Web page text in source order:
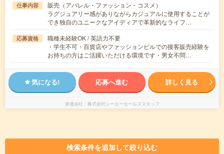
仕事内容
販売（アパレル・ファッション・コスメ）
ラグジュアリー感がありながらカジュアルに使用することが
でき独自のユニークなアイディアで革新的なライフ…
応募資格
職種未経験OK / 英語力不要
・学生不可・百貨店やファッションビルでの接客販売経験を
お持ちの方はご活躍いただける環境です・男女不問…
気になる! 応募へ進む 詳しく見る
派遣会社 株式会社シーエーセールススタッフ
検索条件を追加して絞り込む